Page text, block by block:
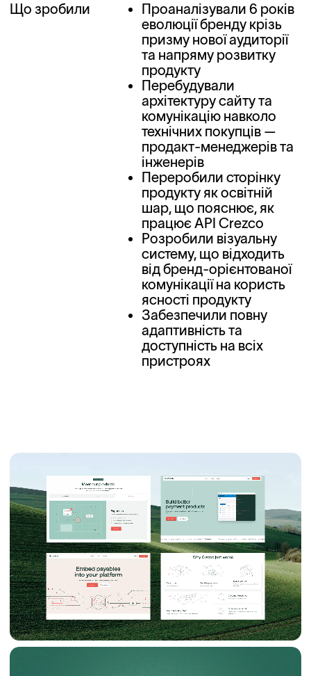
Що зробили
Проаналізували 6 років
еволюції бренду крізь
призму нової аудиторії
та напряму розвитку
продукту
Перебудували
архітектуру сайту та
комунікацію навколо
технічних покупців —
продакт-менеджерів та
інженерів
Переробили сторінку
продукту як освітній
шар, що пояснює, як
працює API Crezco
Розробили візуальну
систему, що відходить
від бренд-орієнтованої
комунікації на користь
ясності продукту
Забезпечили повну
адаптивність та
доступність на всіх
пристроях